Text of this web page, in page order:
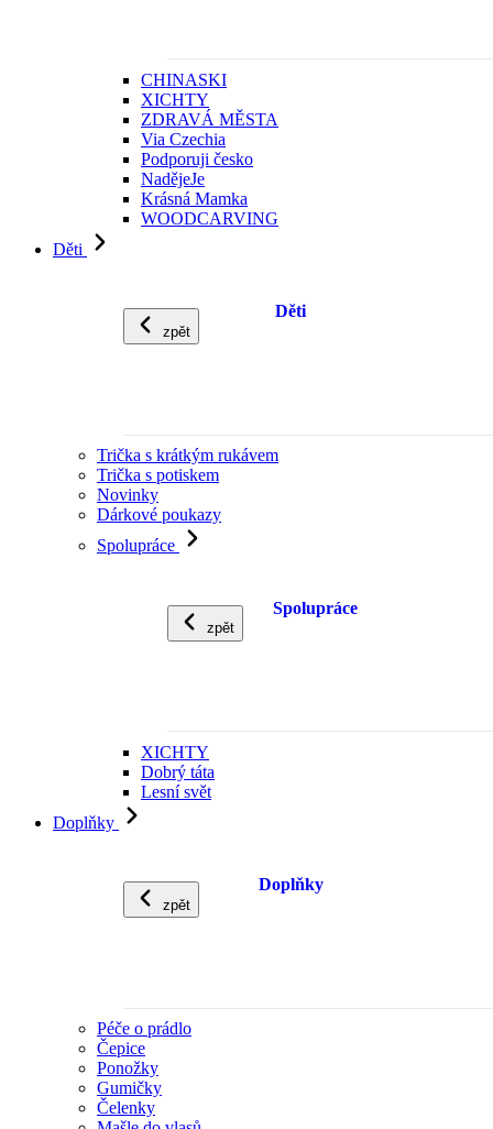
CHINASKI
XICHTY
ZDRAVÁ MĚSTA
Via Czechia
Podporuji česko
NadějeJe
Krásná Mamka
WOODCARVING
Děti
zpět
Děti
Trička s krátkým rukávem
Trička s potiskem
Novinky
Dárkové poukazy
Spolupráce
zpět
Spolupráce
XICHTY
Dobrý táta
Lesní svět
Doplňky
zpět
Doplňky
Péče o prádlo
Čepice
Ponožky
Gumičky
Čelenky